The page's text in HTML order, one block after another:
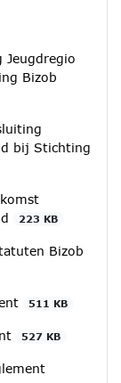
Jeugdregio
Bizob
bij Stichting
223 KB
Bizob
511 KB
527 KB